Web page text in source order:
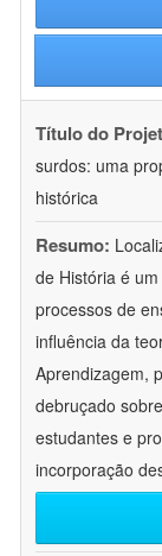
Título do
surdos: uma
histórica
Resumo:
de História é
processos de
influência da
Aprendizagem,
debruçado
estudantes e
incorporação